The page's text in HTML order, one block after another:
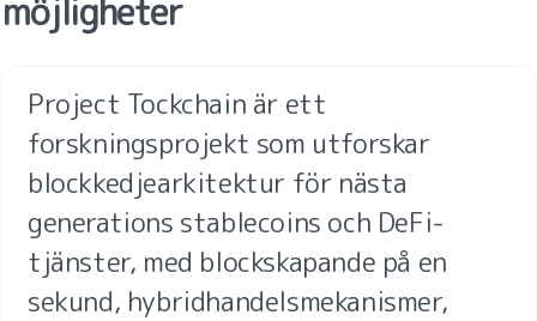
möjligheter
Project Tockchain är ett
forskningsprojekt som utforskar
blockkedjearkitektur för nästa
generations stablecoins och DeFi-
tjänster, med blockskapande på en
sekund, hybridhandelsmekanismer,